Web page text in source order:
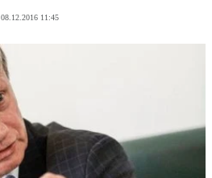
08.12.2016 11:45